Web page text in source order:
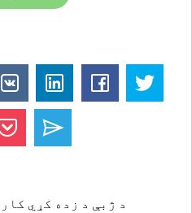
د ژبې د زده کړي